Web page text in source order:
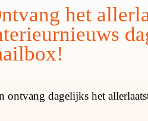
het
ontvang dagelijks het